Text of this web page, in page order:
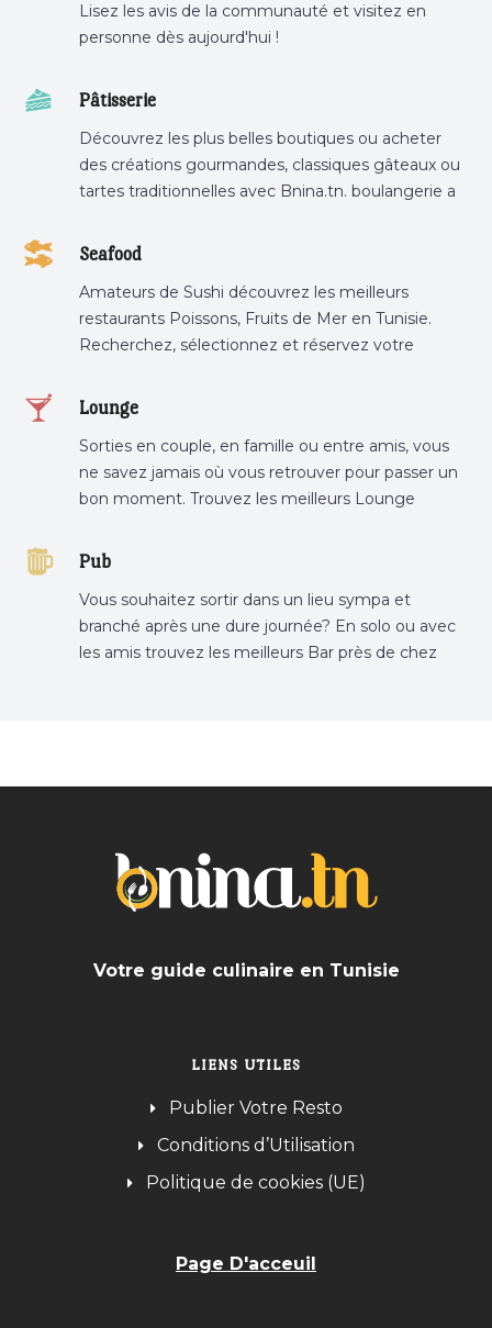
Lisez les avis de la communauté et visitez en
personne dès aujourd'hui !
Pâtisserie
Découvrez les plus belles boutiques ou acheter
des créations gourmandes, classiques gâteaux ou
tartes traditionnelles avec Bnina.tn. boulangerie a
tunis, pâtisserie sousse .
Seafood
Amateurs de Sushi découvrez les meilleurs
restaurants Poissons, Fruits de Mer en Tunisie.
Recherchez, sélectionnez et réservez votre
Lounge
Sorties en couple, en famille ou entre amis, vous
ne savez jamais où vous retrouver pour passer un
bon moment. Trouvez les meilleurs Lounge
Pub
Vous souhaitez sortir dans un lieu sympa et
branché après une dure journée? En solo ou avec
les amis trouvez les meilleurs Bar près de chez
Votre guide culinaire en Tunisie
LIENS UTILES
Publier Votre Resto
Conditions d’Utilisation
Politique de cookies (UE)
Page D'acceuil